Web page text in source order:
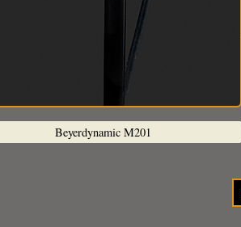
Beyerdynamic M201